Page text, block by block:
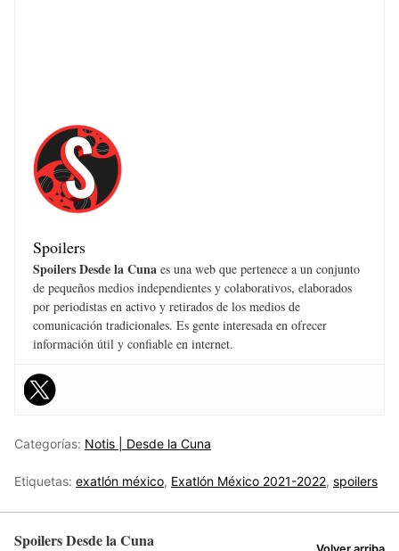
Spoilers
Spoilers Desde la Cuna es una web que pertenece a un conjunto
de pequeños medios independientes y colaborativos, elaborados
por periodistas en activo y retirados de los medios de
comunicación tradicionales. Es gente interesada en ofrecer
información útil y confiable en internet.
Categorías: Notis | Desde la Cuna
Etiquetas: exatlón méxico, Exatlón México 2021-2022, spoilers
Spoilers Desde la Cuna